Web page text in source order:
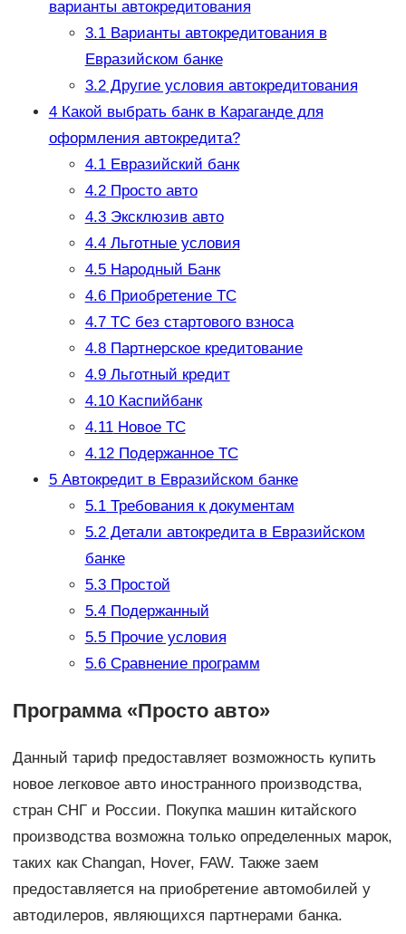
варианты автокредитования
3.1Варианты автокредитования в
Евразийском банке
3.2Другие условия автокредитования
4Какой выбрать банк в Караганде для
оформления автокредита?
4.1Евразийский банк
4.2Просто авто
4.3Эксклюзив авто
4.4Льготные условия
4.5Народный Банк
4.6Приобретение ТС
4.7ТС без стартового взноса
4.8Партнерское кредитование
4.9Льготный кредит
4.10Каспийбанк
4.11Новое ТС
4.12Подержанное ТС
5Автокредит в Евразийском банке
5.1Требования к документам
5.2Детали автокредита в Евразийском
банке
5.3Простой
5.4Подержанный
5.5Прочие условия
5.6Сравнение программ
Программа «Просто авто»
Данный тариф предоставляет возможность купить
новое легковое авто иностранного производства,
стран СНГ и России. Покупка машин китайского
производства возможна только определенных марок,
таких как Changan, Hover, FAW. Также заем
предоставляется на приобретение автомобилей у
автодилеров, являющихся партнерами банка.